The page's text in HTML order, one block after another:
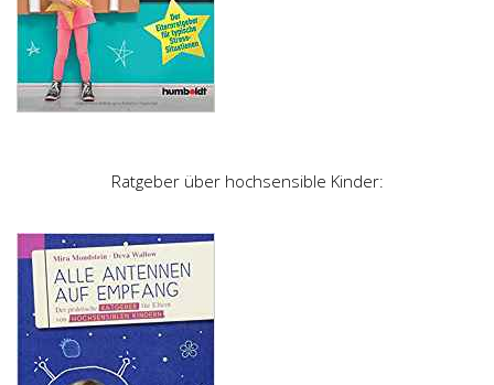
Ratgeber über hochsensible Kinder: